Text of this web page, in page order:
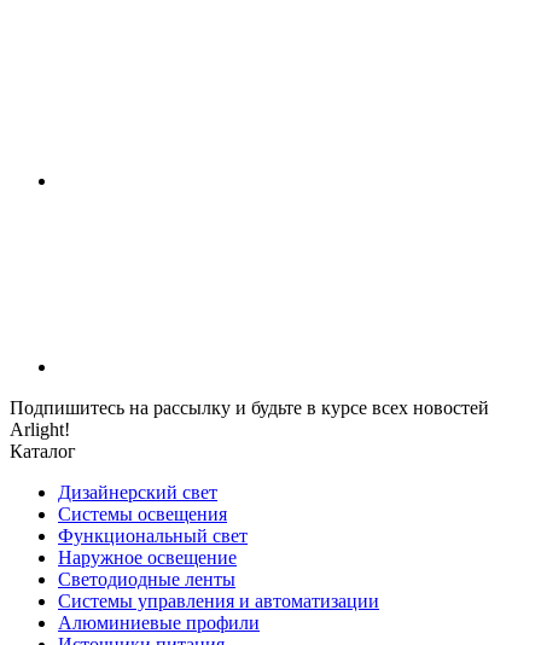
Подпишитесь на рассылку и будьте в курсе всех новостей
Arlight!
Каталог
Дизайнерский свет
Системы освещения
Функциональный свет
Наружное освещение
Светодиодные ленты
Системы управления и автоматизации
Алюминиевые профили